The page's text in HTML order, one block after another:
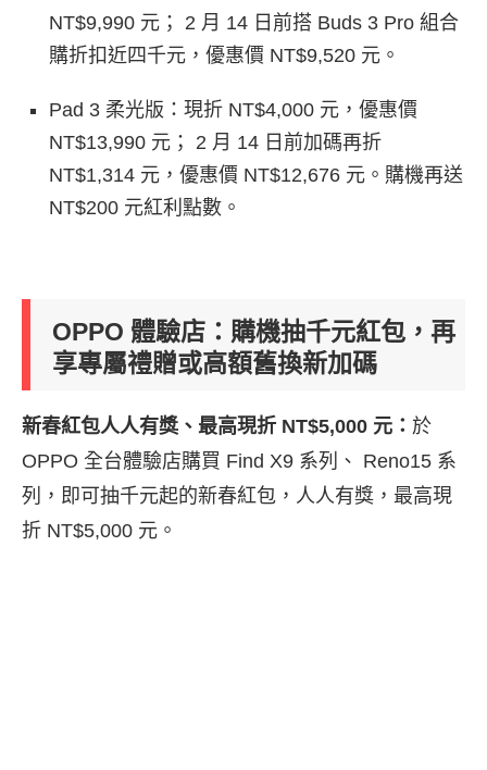
NT$9,990 元； 2 月 14 日前搭 Buds 3 Pro 組合
購折扣近四千元，優惠價 NT$9,520 元。
Pad 3 柔光版：現折 NT$4,000 元，優惠價
NT$13,990 元； 2 月 14 日前加碼再折
NT$1,314 元，優惠價 NT$12,676 元。購機再送
NT$200 元紅利點數。
OPPO 體驗店：購機抽千元紅包，再
享專屬禮贈或高額舊換新加碼
新春紅包人人有獎、最高現折 NT$5,000 元 ： 於
OPPO 全台體驗店購買 Find X9 系列、 Reno15 系
列，即可抽千元起的新春紅包，人人有獎，最高現
折 NT$5,000 元。